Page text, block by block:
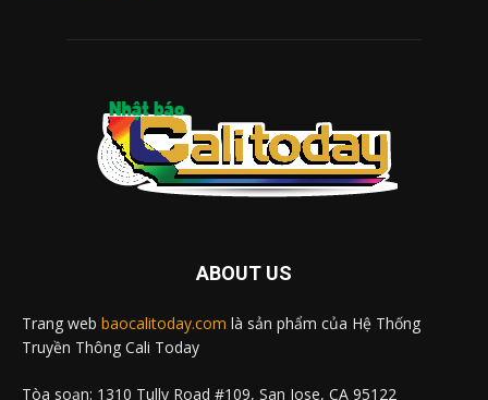
ABOUT US
Trang web baocalitoday.com là sản phẩm của Hệ Thống
Truyền Thông Cali Today
Tòa soạn: 1310 Tully Road #109, San Jose, CA 95122